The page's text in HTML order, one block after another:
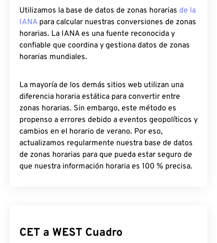
Utilizamos la base de datos de zonas horarias de la
IANA para calcular nuestras conversiones de zonas
horarias. La IANA es una fuente reconocida y
confiable que coordina y gestiona datos de zonas
horarias mundiales.
La mayoría de los demás sitios web utilizan una
diferencia horaria estática para convertir entre
zonas horarias. Sin embargo, este método es
propenso a errores debido a eventos geopolíticos y
cambios en el horario de verano. Por eso,
actualizamos regularmente nuestra base de datos
de zonas horarias para que pueda estar seguro de
que nuestra información horaria es 100 % precisa.
CET a WEST Cuadro